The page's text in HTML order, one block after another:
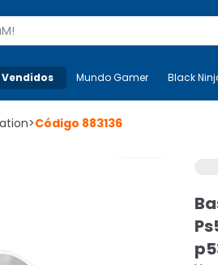
Mais-v- Mundo Gamer
Mundo Gamer Black
>Código 883136